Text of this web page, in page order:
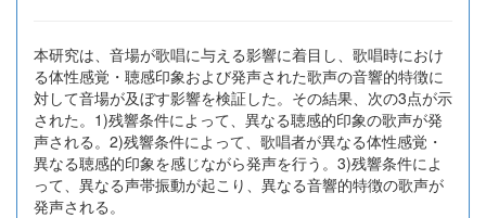
本研究は、音場が歌唱に与える影響に着目し、歌唱時におけ
る体性感覚・聴感印象および発声された歌声の音響的特徴に
対して音場が及ぼす影響を検証した。その結果、次の3点が示
された。1)残響条件によって、異なる聴感的印象の歌声が発
声される。2)残響条件によって、歌唱者が異なる体性感覚・
異なる聴感的印象を感じながら発声を行う。3)残響条件によ
って、異なる声帯振動が起こり、異なる音響的特徴の歌声が
発声される。